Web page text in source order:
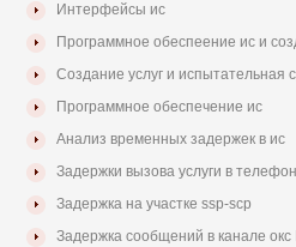
Интерфейсы ис
Программное обеспеение ис и
Создание услуг и испытательная
Программное обеспечение ис
Анализ временных задержек в ис
Задержки вызова услуги в
Задержка на участке ssp-scp
Задержка сообщений в канале